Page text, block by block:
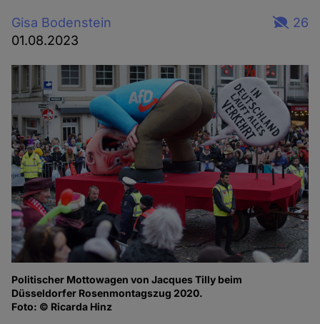
Gisa Bodenstein
01.08.2023
26
Politischer Mottowagen von Jacques Tilly beim
Düsseldorfer Rosenmontagszug 2020.
Foto: © Ricarda Hinz